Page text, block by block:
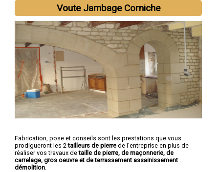
Voute Jambage Corniche
Fabrication, pose et conseils sont les prestations que vous
prodigueront les 2tailleurs de pierre de l'entreprise en plus de
réaliser vos travaux detaille de pierre, de maçonnerie, de
carrelage, gros oeuvre et de terrassement assainissement
démolition.